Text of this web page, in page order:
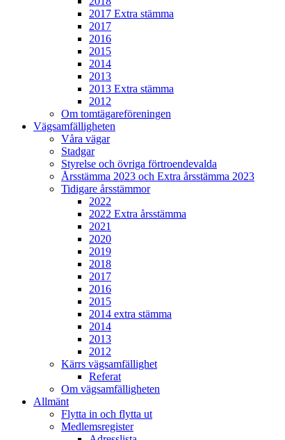
2017 Extra stämma
2017
2016
2015
2014
2013
2013 Extra stämma
2012
Om tomtägareföreningen
Vägsamfälligheten
Våra vägar
Stadgar
Styrelse och övriga förtroendevalda
Årsstämma 2023 och Extra årsstämma 2023
Tidigare årsstämmor
2022
2022 Extra årsstämma
2021
2020
2019
2018
2017
2016
2015
2014 extra stämma
2014
2013
2012
Kärrs vägsamfällighet
Referat
Om vägsamfälligheten
Allmänt
Flytta in och flytta ut
Medlemsregister